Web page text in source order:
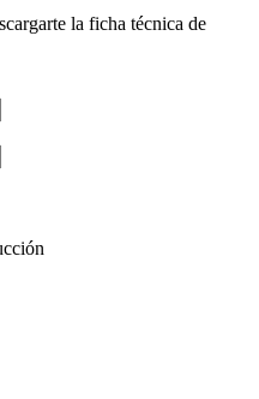
la ficha técnica de